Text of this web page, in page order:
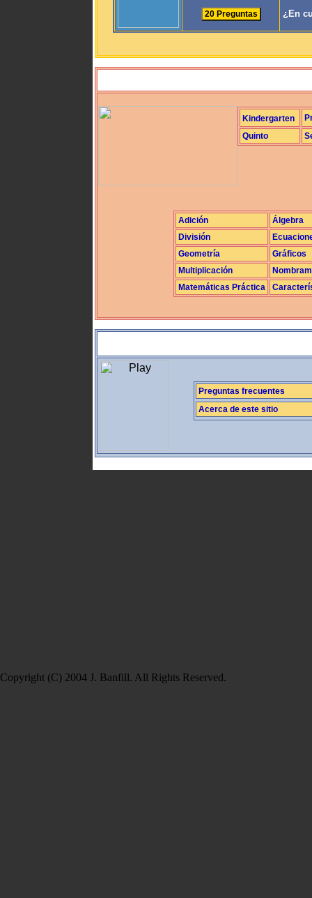
¿En
Kindergarten
Quinto
Adición
Álgebra
División
Geometría
Gráficos
Multiplicación
Matemáticas Práctica
Preguntas frecuentes
Acerca de este sitio
Copyright (C) 2004 J. Banfill. All Rights Reserved.